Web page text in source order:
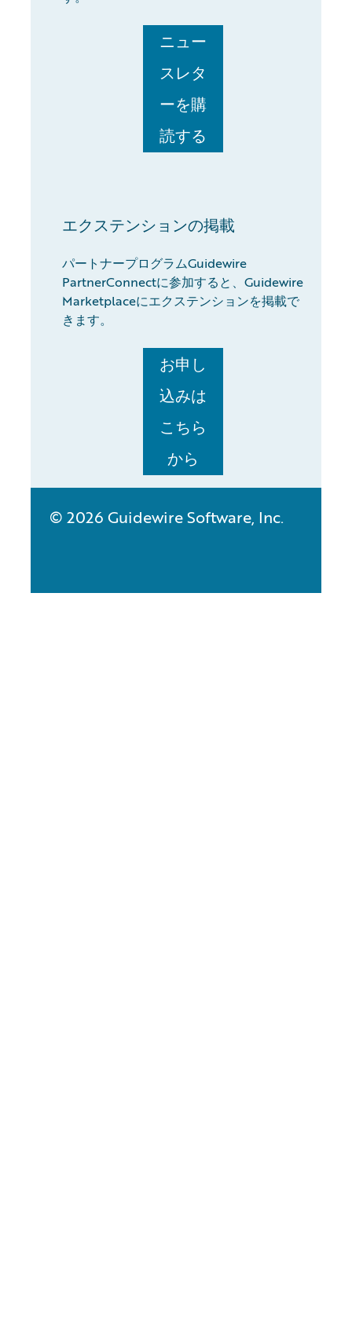
ニュー
スレタ
ーを購
読する
エクステンションの掲載
パートナープログラムGuidewire
PartnerConnectに参加すると、Guidewire
Marketplaceにエクステンションを掲載で
きます。
お申し
込みは
こちら
から
© 2026 Guidewire Software, Inc.